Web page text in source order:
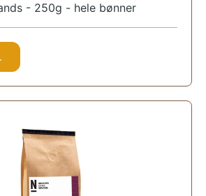
- 250g - hele bønner